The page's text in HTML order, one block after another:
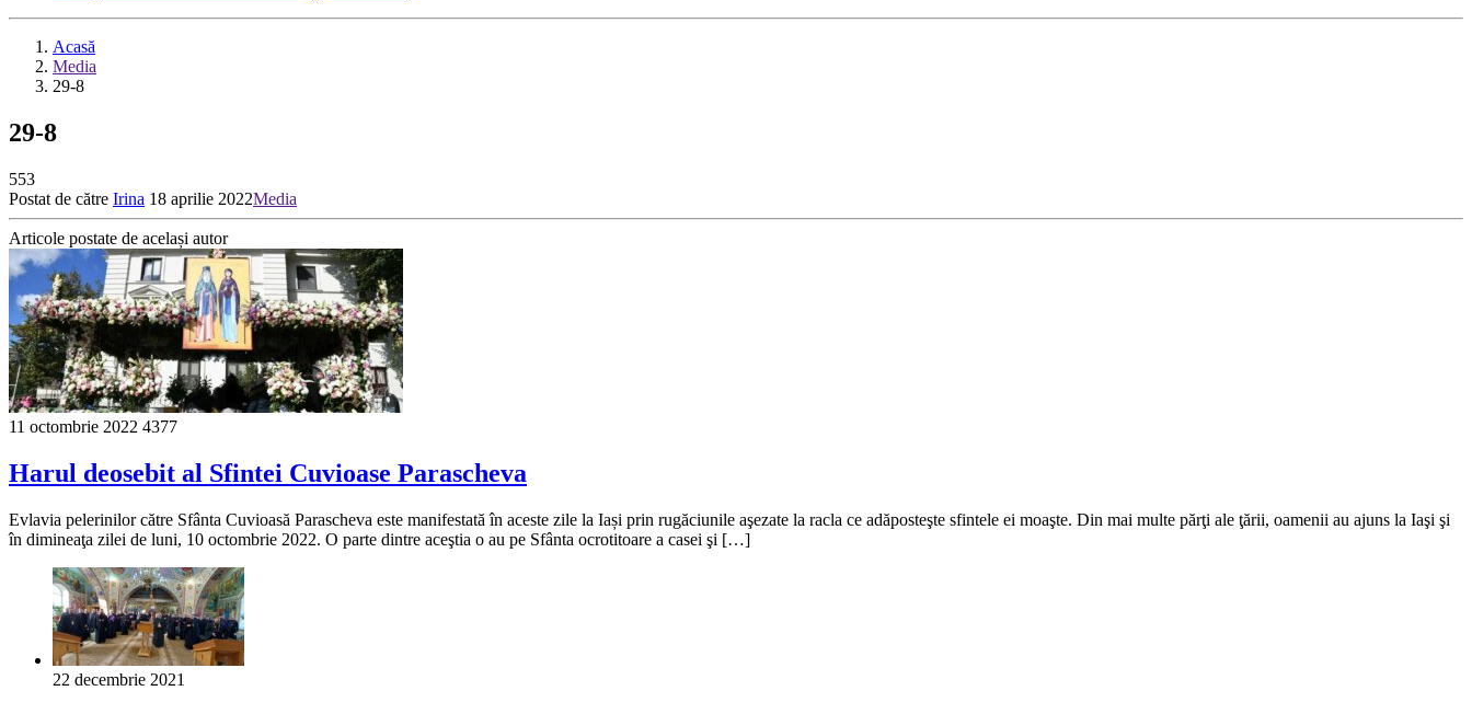
Acasă
Media
29-8
29-8
553
Postat de către Irina 18 aprilie 2022Media
Articole postate de același autor
11 octombrie 2022 4377
Harul deosebit al Sfintei Cuvioase Parascheva
Evlavia pelerinilor către Sfânta Cuvioasă Parascheva este manifestată în aceste zile la Iași prin rugăciunile aşezate la racla ce adăposteşte sfintele ei moaşte. Din mai multe părţi ale ţării, oamenii au ajuns la Iaşi şi
în dimineaţa zilei de luni, 10 octombrie 2022. O parte dintre aceştia o au pe Sfânta ocrotitoare a casei şi […]
22 decembrie 2021